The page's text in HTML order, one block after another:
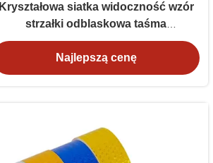
Kryształowa siatka widoczność wzór
strzałki odblaskowa taśma
ostrzegawcza dla pojazdu
Najlepszą cenę